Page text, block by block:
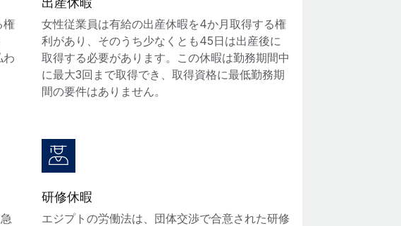
権
わ
女性従業員は有給の出産休暇を4か月取得する権
利があり、そのうち少なくとも45日は出産後に
取得する必要があります。この休暇は勤務期間中
に最大3回まで取得でき、取得資格に最低勤務期
間の要件はありません。
研修休暇
エジプトの労働法は、団体交渉で合意された研修